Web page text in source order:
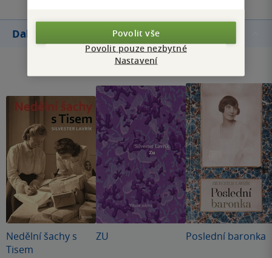
Další knihy autora
Nedělní šachy s
Tisem
ZU Poslední baronka
Povolit vše
Povolit pouze nezbytné
Nastavení